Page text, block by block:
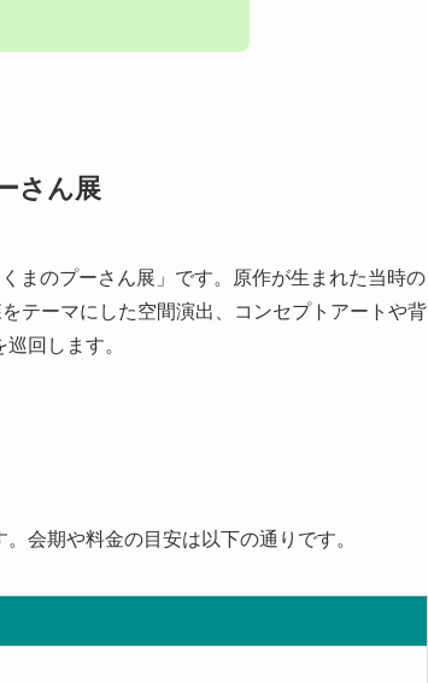
さん展
まのプーさん展」です。原作が生まれた当時の
テーマにした空間演出、コンセプトアートや背
回します。
会期や料金の目安は以下の通りです。